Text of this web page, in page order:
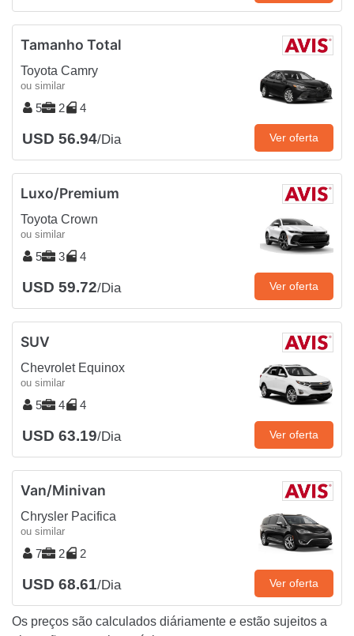
Tamanho Total
Toyota Camry
ou similar
5 2 4
USD 56.94/Dia Ver oferta
Luxo/Premium
Toyota Crown
ou similar
5 3 4
USD 59.72/Dia Ver oferta
SUV
Chevrolet Equinox
ou similar
5 4 4
USD 63.19/Dia Ver oferta
Van/Minivan
Chrysler Pacifica
ou similar
7 2 2
USD 68.61/Dia Ver oferta
Os preços são calculados diáriamente e estão sujeitos a